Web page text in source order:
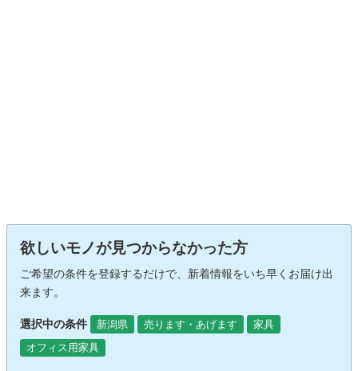
欲しいモノが見つからなかった方
ご希望の条件を登録するだけで、新着情報をいち早くお届け出
来ます。
選択中の条件 新潟県 売ります・あげます
家具
オフィス用家具